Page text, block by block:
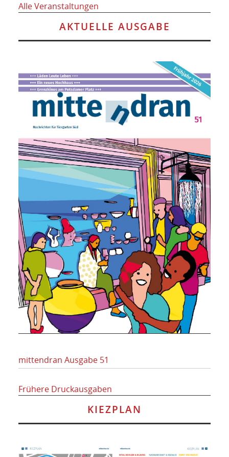
Alle Veranstaltungen
AKTUELLE AUSGABE
mittendran Ausgabe 51
Frühere Druckausgaben
KIEZPLAN